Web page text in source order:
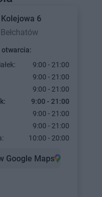
Kolejowa 6
otwarcia:
9:00 - 21:00
9:00 - 21:00
9:00 - 21:00
9:00 - 21:00
9:00 - 21:00
9:00 - 21:00
10:00 - 20:00
Google Maps